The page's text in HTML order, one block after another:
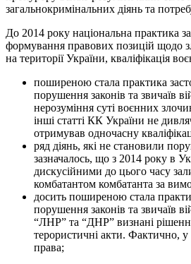
загальнокримінальних діянь та
До 2014 року національна практика
формування правових позицій щодо
на території України, кваліфікація
поширеною стала практика
порушення законів та звичаїв
нерозуміння суті воєнних
інші статті КК України не
отримував одночасну
ряд діянь, які не становили
зазначалось, що з 2014 року в
дискусійними до цього часу
комбатантом комбатанта за
досить поширеною стала
порушення законів та звичаїв
“ЛНР” та “ДНР” визнані
терористичні акти. Фактично,
права;